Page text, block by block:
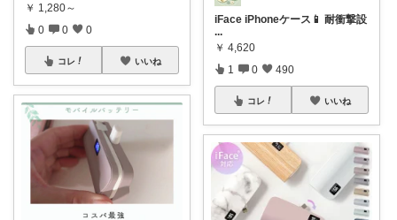
￥ 1,280～
0 0 0
コレ いいね
iFace iPhoneケース📱 耐衝撃設
...
￥ 4,620
1 0 490
コレ いいね